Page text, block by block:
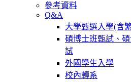
參考資料
Q&A
大學甄選入學(含
碩博士班甄試、
試
外國學生入學
校內轉系